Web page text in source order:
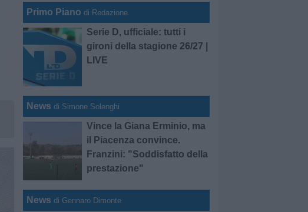
Primo Piano di Redazione
Serie D, ufficiale: tutti i
gironi della stagione 26/27 |
LIVE
News di Simone Solenghi
Vince la Giana Erminio, ma
il Piacenza convince.
Franzini: "Soddisfatto della
prestazione"
News di Gennaro Dimonte